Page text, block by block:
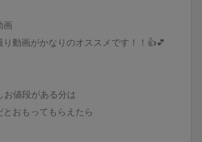
画
動画がかなりのオススメです！！👍💕
お値段がある分は
とおもってもらえたら